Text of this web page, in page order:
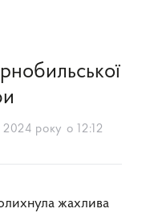
2024 року о 12:12
жахлива